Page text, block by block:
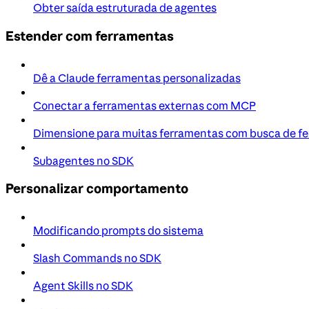
Obter saída estruturada de agentes
Estender com ferramentas
Dê a Claude ferramentas personalizadas
Conectar a ferramentas externas com MCP
Dimensione para muitas ferramentas com busca de
Subagentes no SDK
Personalizar comportamento
Modificando prompts do sistema
Slash Commands no SDK
Agent Skills no SDK